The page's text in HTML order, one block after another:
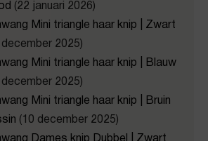
(22 januari 2026)
Mini triangle haar knip | Zwart
december 2025)
Mini triangle haar knip | Blauw
december 2025)
Mini triangle haar knip | Bruin
(10 december 2025)